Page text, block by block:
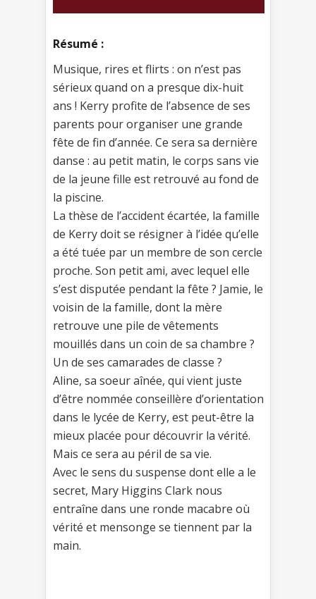
Résumé :
Musique, rires et flirts : on n’est pas
sérieux quand on a presque dix-huit
ans ! Kerry profite de l’absence de ses
parents pour organiser une grande
fête de fin d’année. Ce sera sa dernière
danse : au petit matin, le corps sans vie
de la jeune fille est retrouvé au fond de
la piscine.
La thèse de l’accident écartée, la famille
de Kerry doit se résigner à l’idée qu’elle
a été tuée par un membre de son cercle
proche. Son petit ami, avec lequel elle
s’est disputée pendant la fête ? Jamie, le
voisin de la famille, dont la mère
retrouve une pile de vêtements
mouillés dans un coin de sa chambre ?
Un de ses camarades de classe ?
Aline, sa soeur aînée, qui vient juste
d’être nommée conseillère d’orientation
dans le lycée de Kerry, est peut-être la
mieux placée pour découvrir la vérité.
Mais ce sera au péril de sa vie.
Avec le sens du suspense dont elle a le
secret, Mary Higgins Clark nous
entraîne dans une ronde macabre où
vérité et mensonge se tiennent par la
main.